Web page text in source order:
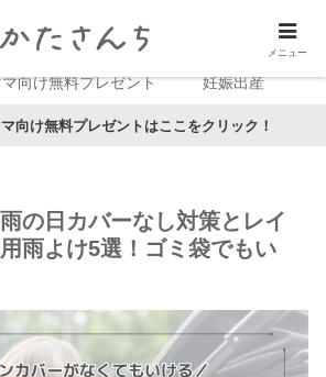
向け無料プレゼント 妊娠出産
向け無料プレゼントはここをクリック！
の日カバーなし対策とレイ
雨よけ5選！ゴミ袋でもい
メニュー